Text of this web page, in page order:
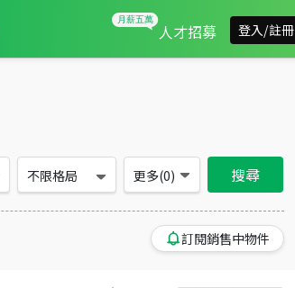
人才招募 登入/註冊
不限格局 更多(0) 搜尋
訂閱銷售中物件